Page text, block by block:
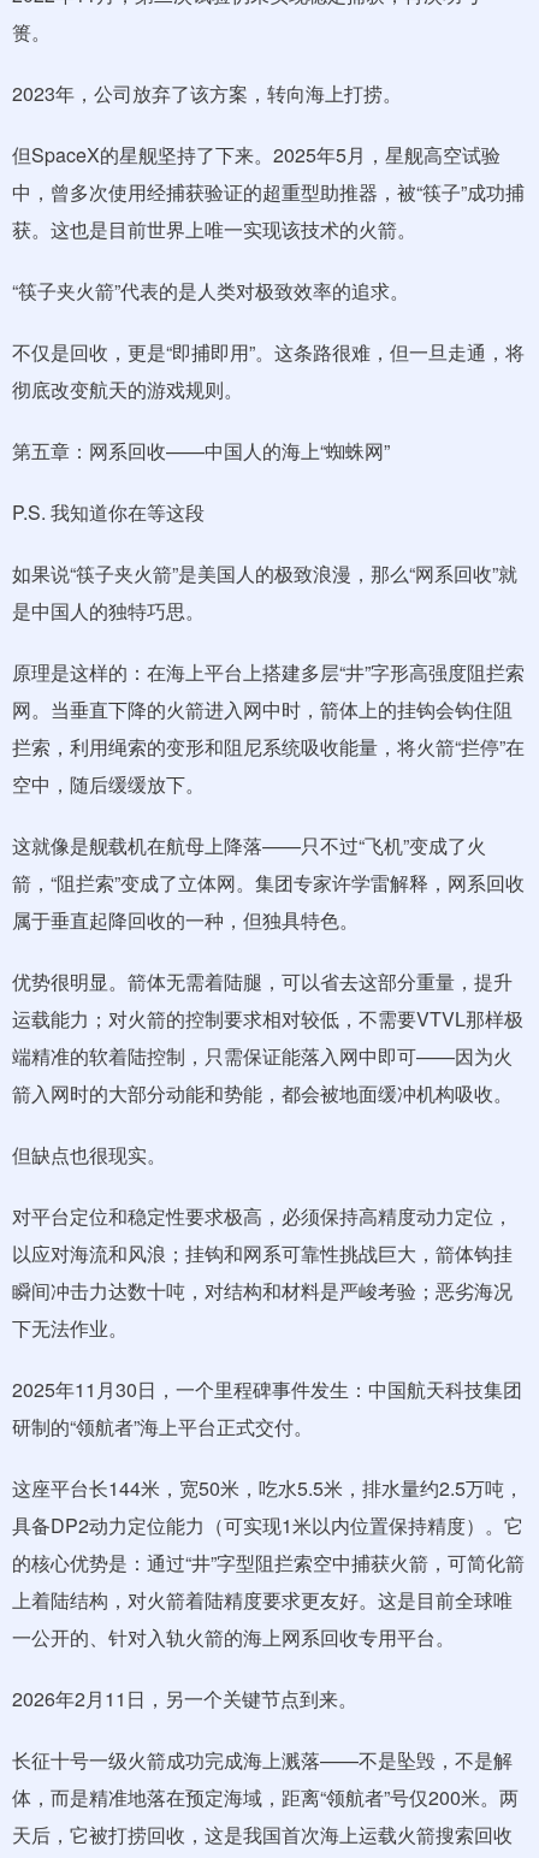
篑。
2023年，公司放弃了该方案，转向海上打捞。
但SpaceX的星舰坚持了下来。2025年5月，星舰高空试验
中，曾多次使用经捕获验证的超重型助推器，被“筷子”成功捕
获。这也是目前世界上唯一实现该技术的火箭。
“筷子夹火箭”代表的是人类对极致效率的追求。
不仅是回收，更是“即捕即用”。这条路很难，但一旦走通，将
彻底改变航天的游戏规则。
第五章：网系回收——中国人的海上“蜘蛛网”
P.S. 我知道你在等这段
如果说“筷子夹火箭”是美国人的极致浪漫，那么“网系回收”就
是中国人的独特巧思。
原理是这样的：在海上平台上搭建多层“井”字形高强度阻拦索
网。当垂直下降的火箭进入网中时，箭体上的挂钩会钩住阻
拦索，利用绳索的变形和阻尼系统吸收能量，将火箭“拦停”在
空中，随后缓缓放下。
这就像是舰载机在航母上降落——只不过“飞机”变成了火
箭，“阻拦索”变成了立体网。集团专家许学雷解释，网系回收
属于垂直起降回收的一种，但独具特色。
优势很明显。箭体无需着陆腿，可以省去这部分重量，提升
运载能力；对火箭的控制要求相对较低，不需要VTVL那样极
端精准的软着陆控制，只需保证能落入网中即可——因为火
箭入网时的大部分动能和势能，都会被地面缓冲机构吸收。
但缺点也很现实。
对平台定位和稳定性要求极高，必须保持高精度动力定位，
以应对海流和风浪；挂钩和网系可靠性挑战巨大，箭体钩挂
瞬间冲击力达数十吨，对结构和材料是严峻考验；恶劣海况
下无法作业。
2025年11月30日，一个里程碑事件发生：中国航天科技集团
研制的“领航者”海上平台正式交付。
这座平台长144米，宽50米，吃水5.5米，排水量约2.5万吨，
具备DP2动力定位能力（可实现1米以内位置保持精度）。它
的核心优势是：通过“井”字型阻拦索空中捕获火箭，可简化箭
上着陆结构，对火箭着陆精度要求更友好。这是目前全球唯
一公开的、针对入轨火箭的海上网系回收专用平台。
2026年2月11日，另一个关键节点到来。
长征十号一级火箭成功完成海上溅落——不是坠毁，不是解
体，而是精准地落在预定海域，距离“领航者”号仅200米。两
天后，它被打捞回收，这是我国首次海上运载火箭搜索回收